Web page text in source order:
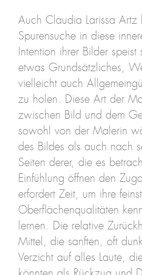
Auch Claudia Larissa Artz
Spurensuche in diese
Intention ihrer Bilder
etwas Grundsätzliches,
vielleicht auch
zu holen. Diese Art der
zwischen Bild und dem
sowohl von der Malerin
des Bildes als auch nach
Seiten derer, die es
Einfühlung öffnen den
erfordert Zeit, um ihre
Oberflächenqualitäten
lernen. Die relative
Mittel, die sanften, oft
Verzicht auf alles Laute,